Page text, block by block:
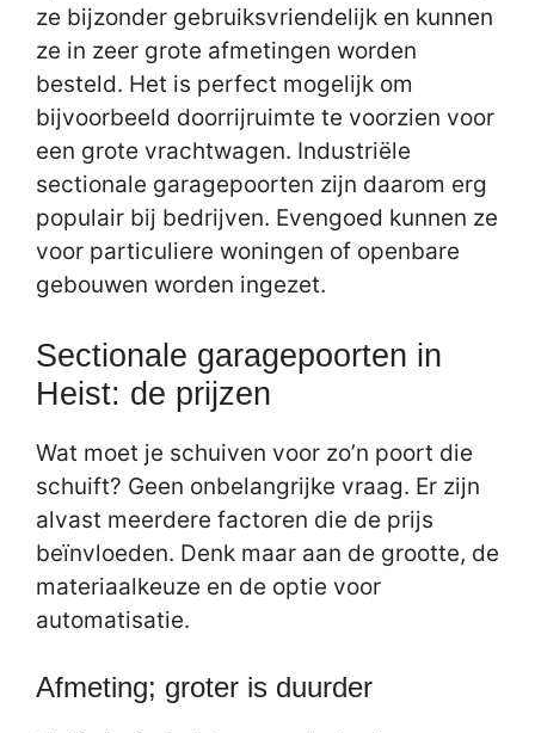
ze bijzonder gebruiksvriendelijk en kunnen
ze in zeer grote afmetingen worden
besteld. Het is perfect mogelijk om
bijvoorbeeld doorrijruimte te voorzien voor
een grote vrachtwagen. Industriële
sectionale garagepoorten zijn daarom erg
populair bij bedrijven. Evengoed kunnen ze
voor particuliere woningen of openbare
gebouwen worden ingezet.
Sectionale garagepoorten in
Heist: de prijzen
Wat moet je schuiven voor zo’n poort die
schuift? Geen onbelangrijke vraag. Er zijn
alvast meerdere factoren die de prijs
beïnvloeden. Denk maar aan de grootte, de
materiaalkeuze en de optie voor
automatisatie.
Afmeting; groter is duurder